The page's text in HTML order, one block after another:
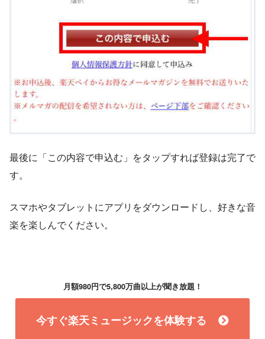
最後に「この内容で申込む」をタップすれば登録は完了で
す。
スマホやタブレットにアプリをダウンロードし、好きな音
楽を楽しんでください。
月額980円で5,800万曲以上が聞き放題！
今すぐ楽天ミュージックを体験する